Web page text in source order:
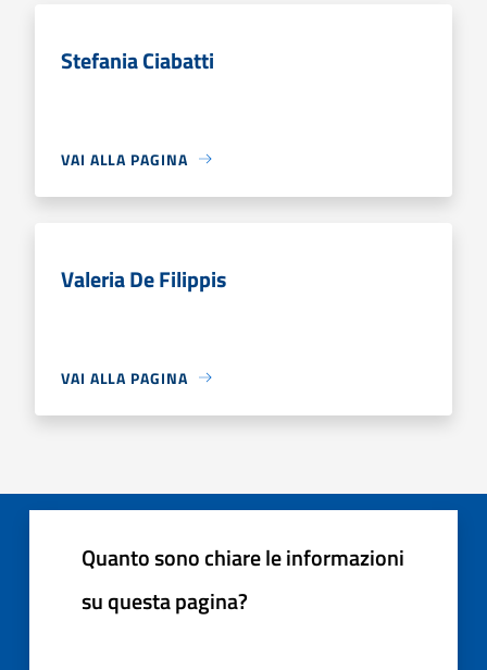
Stefania Ciabatti
VAI ALLA PAGINA
Valeria De Filippis
VAI ALLA PAGINA
Quanto sono chiare le informazioni
su questa pagina?